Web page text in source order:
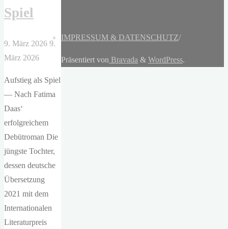
Spiel
9. März 2026 9.
März 2026
Aufstieg als Spiel
— Nach Fatima
Daas‘
erfolgreichem
Debütroman Die
jüngste Tochter,
dessen deutsche
Übersetzung
2021 mit dem
Internationalen
Literaturpreis
IMPRESSUM & DATENSCHUTZ/
Präsentiert von Bravada & WordPress.